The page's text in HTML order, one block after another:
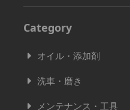
Category
オイル・添加剤
洗車・磨き
メンテナンス・工具